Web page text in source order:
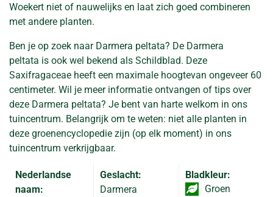
Woekert niet of nauwelijks en laat zich goed combineren
met andere planten.
Ben je op zoek naar Darmera peltata? De Darmera
peltata is ook wel bekend als Schildblad. Deze
Saxifragaceae heeft een maximale hoogtevan ongeveer 60
centimeter. Wil je meer informatie ontvangen of tips over
deze Darmera peltata? Je bent van harte welkom in ons
tuincentrum. Belangrijk om te weten: niet alle planten in
deze groenencyclopedie zijn (op elk moment) in ons
tuincentrum verkrijgbaar.
Nederlandse
naam:
Geslacht:
Darmera
Bladkleur:
Groen